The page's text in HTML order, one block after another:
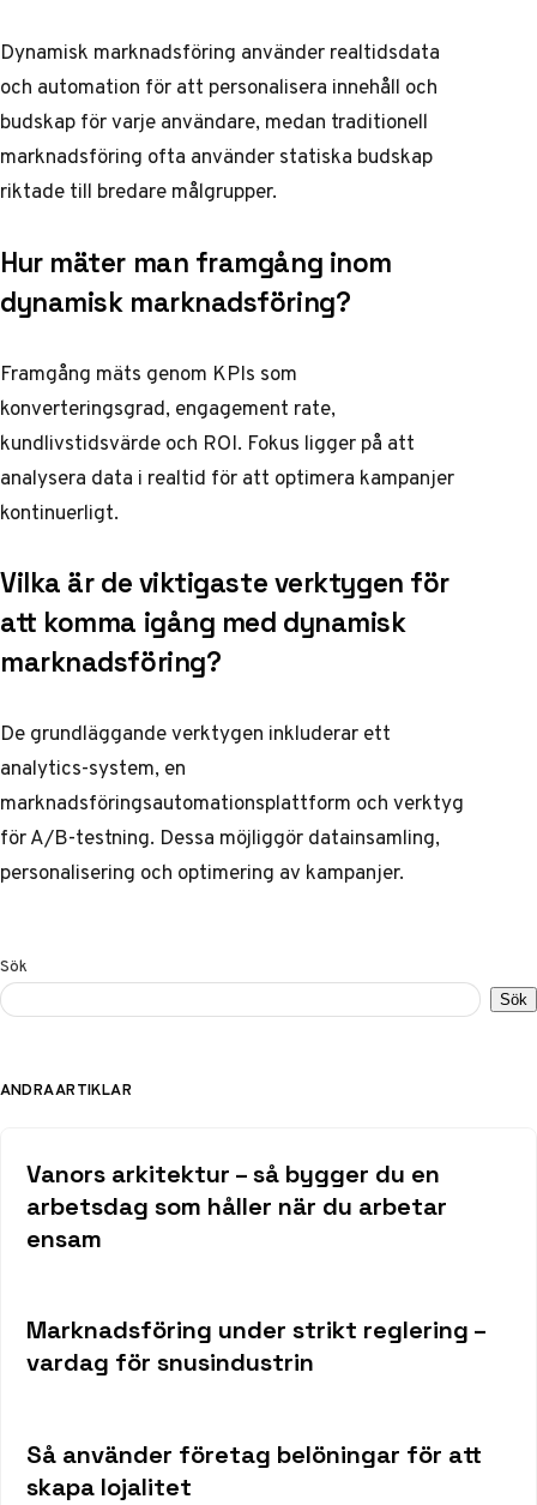
Dynamisk marknadsföring använder realtidsdata
och automation för att personalisera innehåll och
budskap för varje användare, medan traditionell
marknadsföring ofta använder statiska budskap
riktade till bredare målgrupper.
Hur mäter man framgång inom
dynamisk marknadsföring?
Framgång mäts genom KPIs som
konverteringsgrad, engagement rate,
kundlivstidsvärde och ROI. Fokus ligger på att
analysera data i realtid för att optimera kampanjer
kontinuerligt.
Vilka är de viktigaste verktygen för
att komma igång med dynamisk
marknadsföring?
De grundläggande verktygen inkluderar ett
analytics-system, en
marknadsföringsautomationsplattform och verktyg
för A/B-testning. Dessa möjliggör datainsamling,
personalisering och optimering av kampanjer.
Sök
Sök
ANDRA ARTIKLAR
Vanors arkitektur – så bygger du en
arbetsdag som håller när du arbetar
ensam
Marknadsföring under strikt reglering –
vardag för snusindustrin
Så använder företag belöningar för att
skapa lojalitet